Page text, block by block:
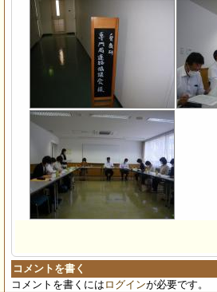
コメントを書く
コメントを書くには ログインが必要です。